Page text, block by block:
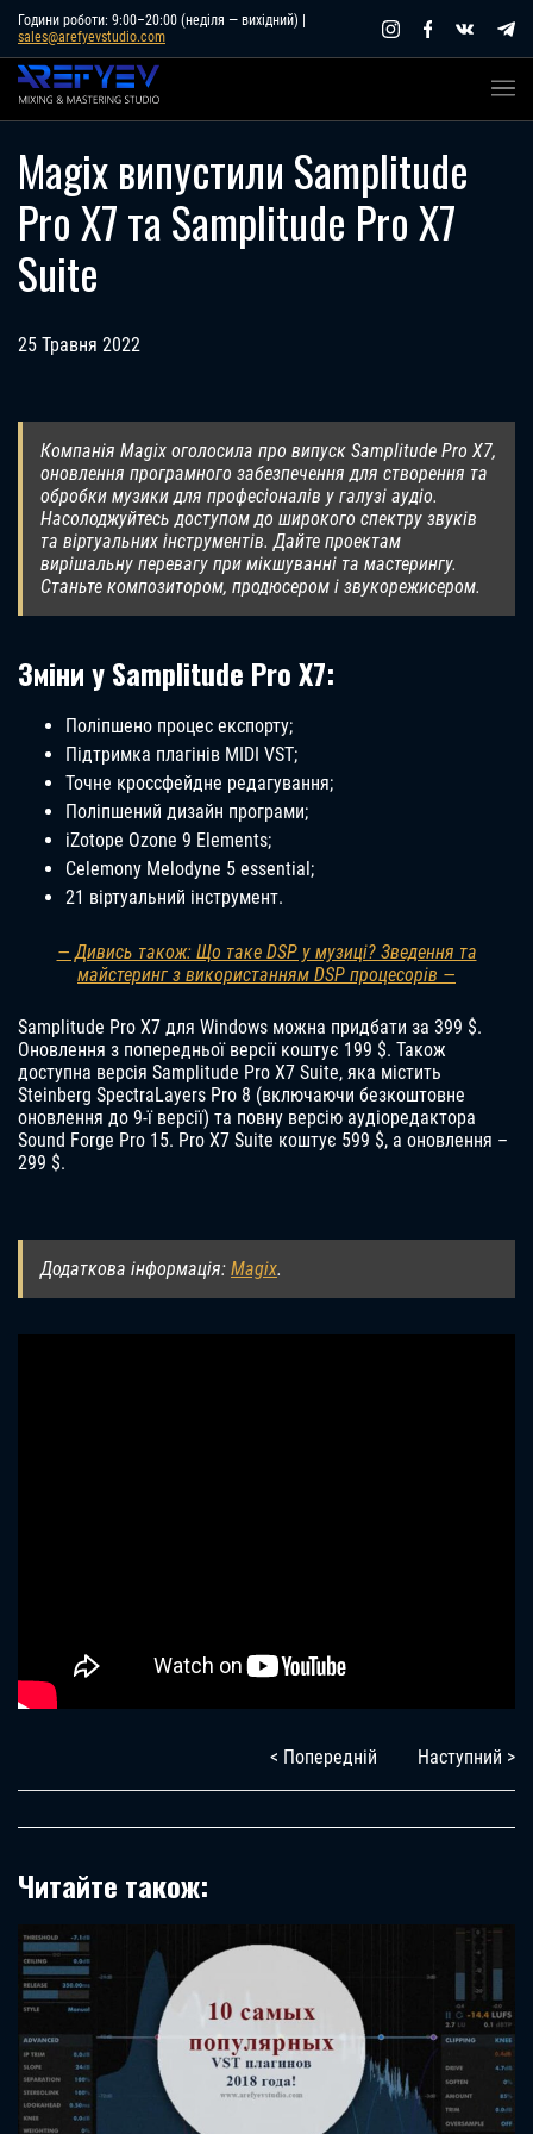
Skip
content
Години роботи: 9:00–20:00 (неділя — вихідний) |
sales@arefyevstudio.com
Magix випустили Samplitude
Pro X7 та Samplitude Pro X7
Suite
25 Травня 2022
Компанія Magix оголосила про випуск Samplitude Pro X7,
оновлення програмного забезпечення для створення та
обробки музики для професіоналів у галузі аудіо.
Насолоджуйтесь доступом до широкого спектру звуків
та віртуальних інструментів. Дайте проектам
вирішальну перевагу при мікшуванні та мастерингу.
Станьте композитором, продюсером і звукорежисером.
Зміни у Samplitude Pro X7:
Поліпшено процес експорту;
Підтримка плагінів MIDI VST;
Точне кроссфейдне редагування;
Поліпшений дизайн програми;
iZotope Ozone 9 Elements;
Celemony Melodyne 5 essential;
21 віртуальний інструмент.
— Дивись також: Що таке DSP у музиці? Зведення та
майстеринг з використанням DSP процесорів —
Samplitude Pro X7 для Windows можна придбати за 399 $.
Оновлення з попередньої версії коштує 199 $. Також
доступна версія Samplitude Pro X7 Suite, яка містить
Steinberg SpectraLayers Pro 8 (включаючи безкоштовне
оновлення до 9-ї версії) та повну версію аудіоредактора
Sound Forge Pro 15. Pro X7 Suite коштує 599 $, а оновлення –
299 $.
Додаткова інформація: Magix.
< Попередній Наступний >
Читайте також: